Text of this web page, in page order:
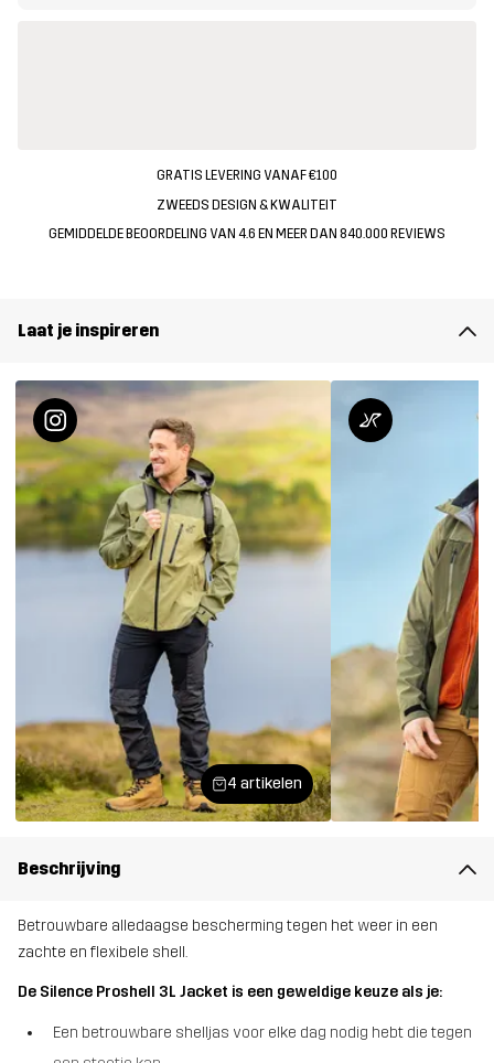
GRATIS LEVERING VANAF €100
ZWEEDS DESIGN & KWALITEIT
GEMIDDELDE BEOORDELING VAN 4.6 EN MEER DAN 840.000 REVIEWS
Laat je inspireren
4 artikelen
Beschrijving
Betrouwbare alledaagse bescherming tegen het weer in een
zachte en flexibele shell.
De Silence Proshell 3L Jacket is een geweldige keuze als je:
Een betrouwbare shelljas voor elke dag nodig hebt die tegen